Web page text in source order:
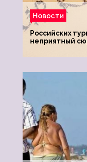
Новости
Российских
неприятный